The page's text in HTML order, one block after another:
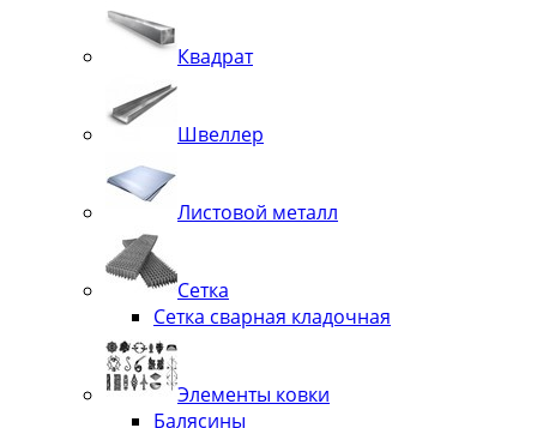
Квадрат
Швеллер
Листовой металл
Сетка
Сетка сварная кладочная
Элементы ковки
Балясины